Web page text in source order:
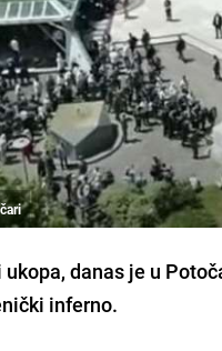
danas je u
inferno.